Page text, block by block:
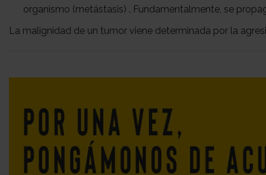
organismo (metástasis) . Fundamentalmente, se
La malignidad de un tumor viene determinada por la